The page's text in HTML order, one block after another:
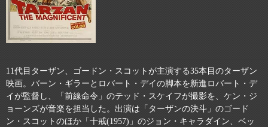
11代目ターザン、ゴードン・スコットが主演する35本目のターザン
映画。バーン・ギラーとロバート・デイの脚本を新進ロバート・デ
イが監督し、「前線命令」のテッド・スケイフが撮影を、ケン・ジ
ョーンズが音楽を担当した。出演は「ターザンの決斗」のゴード
ン・スコットのほか「十戒(1957)」のジョン・キャラダイン、ベッ